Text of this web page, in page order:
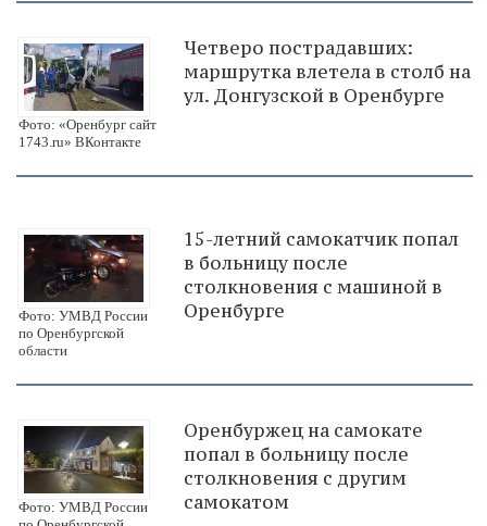
Фото: «Оренбург сайт
1743.ru» ВКонтакте
Четверо пострадавших:
маршрутка влетела в столб на
ул. Донгузской в Оренбурге
Фото: УМВД России
по Оренбургской
области
15-летний самокатчик попал
в больницу после
столкновения с машиной в
Оренбурге
Фото: УМВД России
Оренбуржец на самокате
попал в больницу после
столкновения с другим
самокатом